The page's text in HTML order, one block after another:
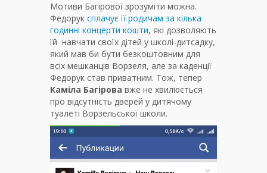
Мотиви Багірової зрозуміти можна.
Федорук сплачує її родичам за кілька
годинні концерти кошти, які дозволяють
їй навчати своїх дітей у школі-дитсадку,
який мав би бути безкоштовним для
всіх мешканців Ворзеля, але за каденції
Федорук став приватним. Тож, тепер
Каміла Багірова вже не хвилюється
про відсутність дверей у дитячому
туалеті Ворзельської школи.